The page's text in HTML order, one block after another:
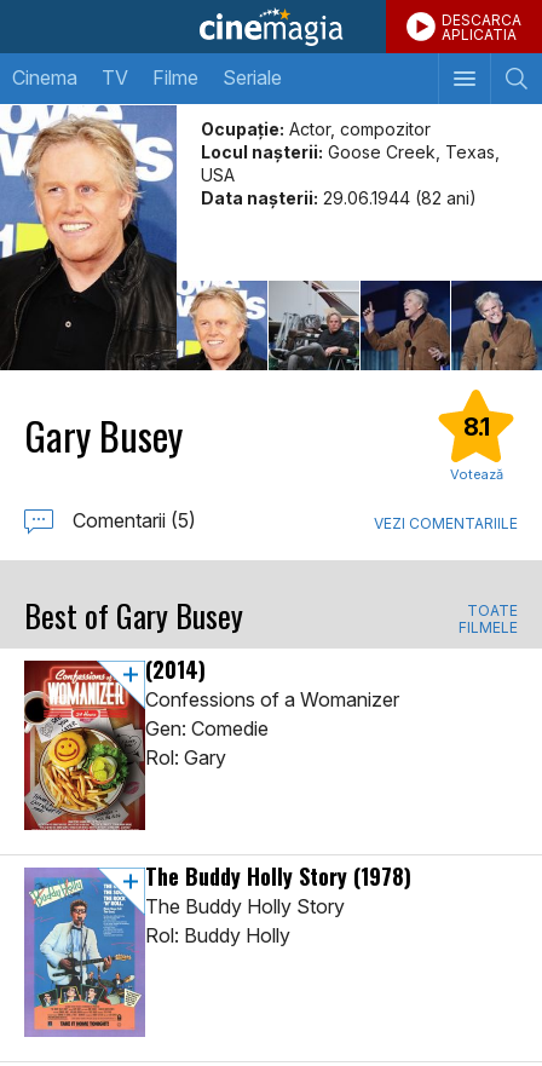
DESCARCA
APLICATIA
Cinema TV Filme Seriale
Ocupație: Actor, compozitor
Locul naşterii: Goose Creek, Texas,
USA
Data naşterii: 29.06.1944 (82 ani)
Gary Busey 8.1
Votează
Comentarii (5) VEZI COMENTARIILE
Best of Gary Busey
TOATE
FILMELE
(2014)
Confessions of a Womanizer
Gen: Comedie
Rol: Gary
The Buddy Holly Story (1978)
The Buddy Holly Story
Rol: Buddy Holly